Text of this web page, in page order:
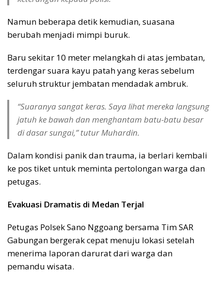
Namun beberapa detik kemudian, suasana
berubah menjadi mimpi buruk.
Baru sekitar 10 meter melangkah di atas jembatan,
terdengar suara kayu patah yang keras sebelum
seluruh struktur jembatan mendadak ambruk.
“Suaranya sangat keras. Saya lihat mereka langsung
jatuh ke bawah dan menghantam batu-batu besar
di dasar sungai,” tutur Muhardin.
Dalam kondisi panik dan trauma, ia berlari kembali
ke pos tiket untuk meminta pertolongan warga dan
petugas.
Evakuasi Dramatis di Medan Terjal
Petugas Polsek Sano Nggoang bersama Tim SAR
Gabungan bergerak cepat menuju lokasi setelah
menerima laporan darurat dari warga dan
pemandu wisata.